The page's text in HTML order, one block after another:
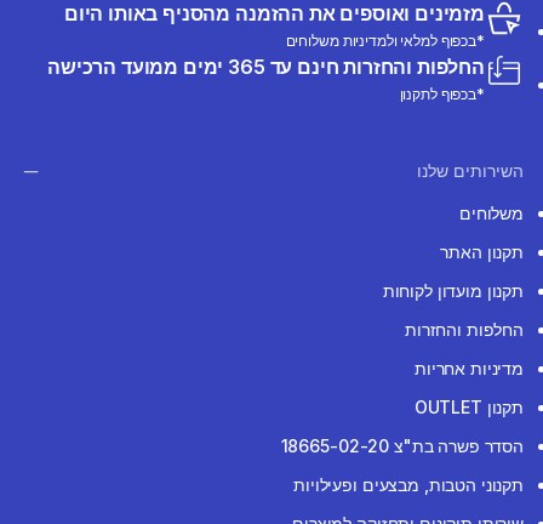
מזמינים ואוספים את ההזמנה מהסניף באותו היום
*בכפוף למלאי ולמדיניות משלוחים
החלפות והחזרות חינם עד 365 ימים ממועד הרכישה
*בכפוף לתקנון
השירותים שלנו
משלוחים
תקנון האתר
תקנון מועדון לקוחות
החלפות והחזרות
מדיניות אחריות
תקנון OUTLET
הסדר פשרה בת"צ 18665-02-20
תקנוני הטבות, מבצעים ופעילויות